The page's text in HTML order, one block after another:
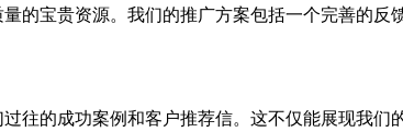
的宝贵资源。我们的推广方案包括一个完善的
往的成功案例和客户推荐信。这不仅能展现我们